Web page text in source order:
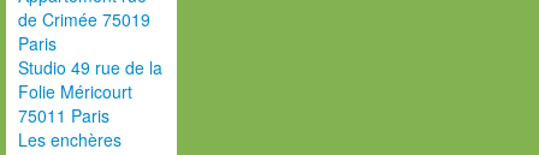
de Crimée 75019
Paris
Studio 49 rue de la
Folie Méricourt
75011 Paris
Les enchères